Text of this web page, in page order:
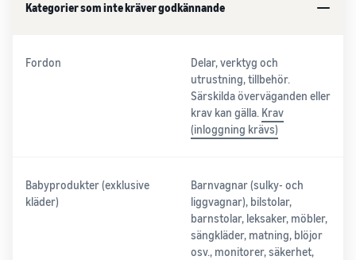
Kategorier som inte kräver godkännande
Fordon
Delar, verktyg och
utrustning, tillbehör.
Särskilda överväganden eller
krav kan gälla. Krav
(inloggning krävs)
Babyprodukter (exklusive
kläder)
Barnvagnar (sulky- och
liggvagnar), bilstolar,
barnstolar, leksaker, möbler,
sängkläder, matning, blöjor
osv., monitorer, säkerhet,